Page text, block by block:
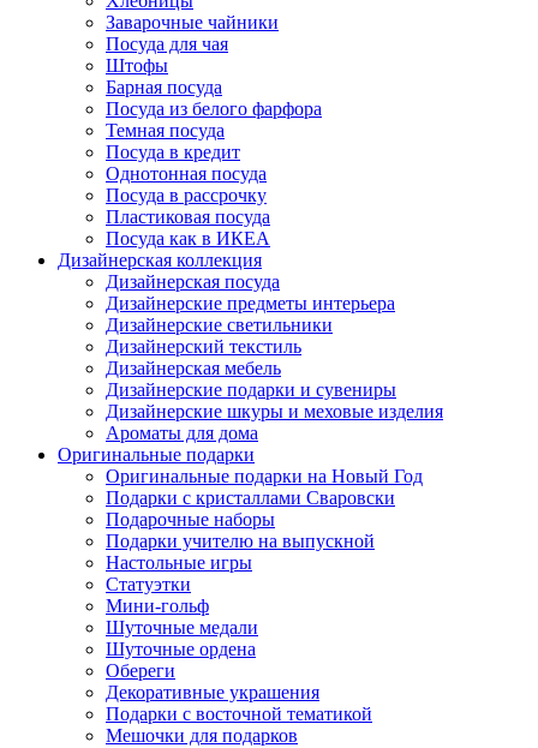
Заварочные чайники
Посуда для чая
Штофы
Барная посуда
Посуда из белого фарфора
Темная посуда
Посуда в кредит
Однотонная посуда
Посуда в рассрочку
Пластиковая посуда
Посуда как в ИКЕА
Дизайнерская коллекция
Дизайнерская посуда
Дизайнерские предметы интерьера
Дизайнерские светильники
Дизайнерский текстиль
Дизайнерская мебель
Дизайнерские подарки и сувениры
Дизайнерские шкуры и меховые изделия
Ароматы для дома
Оригинальные подарки
Оригинальные подарки на Новый Год
Подарки с кристаллами Сваровски
Подарочные наборы
Подарки учителю на выпускной
Настольные игры
Статуэтки
Мини-гольф
Шуточные медали
Шуточные ордена
Обереги
Декоративные украшения
Подарки с восточной тематикой
Мешочки для подарков